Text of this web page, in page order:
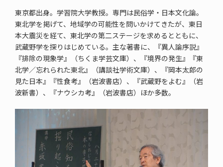
東京都出身。学習院大学教授。専門は民俗学・日本文化論。
東北学を掲げて、地域学の可能性を問いかけてきたが、東日
本大震災を経て、東北学の第二ステージを求めるとともに、
武蔵野学を探りはじめている。主な著書に、『異人論序説』
『排除の現象学』（ちくま学芸文庫）、『境界の発生』『東
北学／忘れられた東北』（講談社学術文庫）、『岡本太郎の
見た日本』『性食考』（岩波書店）、『武蔵野をよむ』（岩
波新書）、『ナウシカ考』（岩波書店）ほか多数。